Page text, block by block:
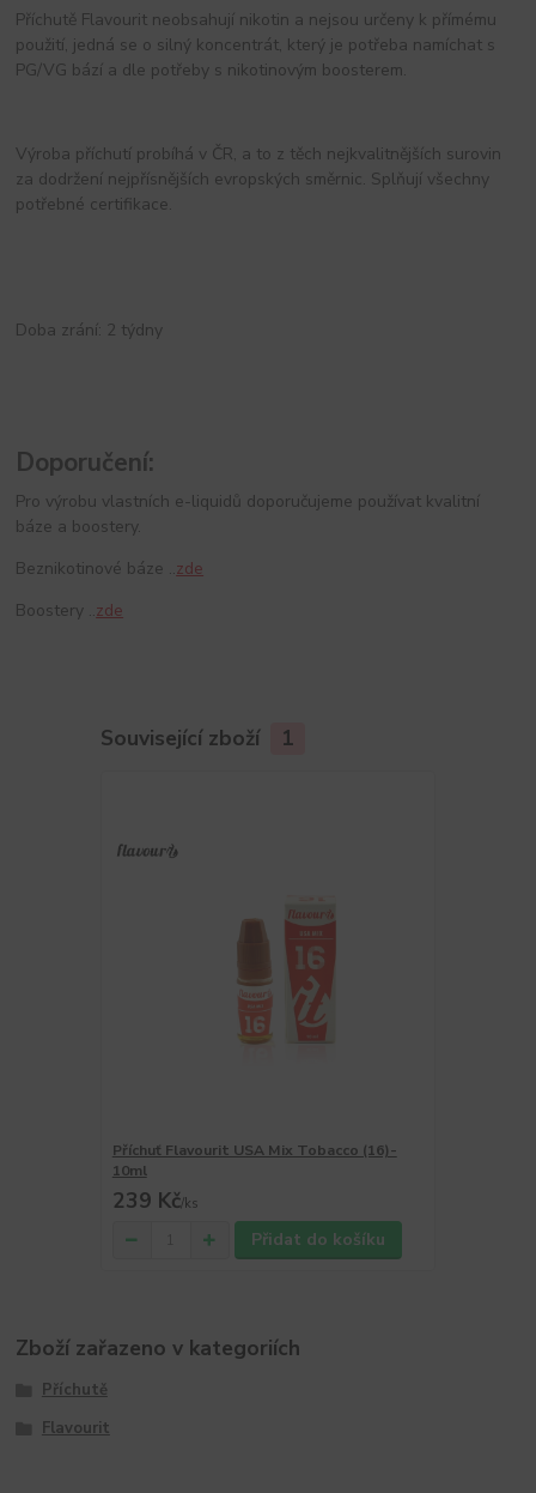
Příchutě Flavourit neobsahují nikotin a nejsou určeny k přímému
použití, jedná se o silný koncentrát, který je potřeba namíchat s
PG/VG bází a dle potřeby s nikotinovým boosterem.
Výroba příchutí probíhá v ČR, a to z těch nejkvalitnějších surovin
za dodržení nejpřísnějších evropských směrnic. Splňují všechny
potřebné certifikace.
Doba zrání: 2 týdny
Doporučení:
Pro výrobu vlastních e-liquidů doporučujeme používat kvalitní
báze a boostery.
Beznikotinové báze ..zde
Boostery ..zde
Související zboží 1
Příchuť Flavourit USA Mix Tobacco (16)-
10ml
239 Kč/ks
Přidat do košíku
Zboží zařazeno v kategoriích
Příchutě
Flavourit